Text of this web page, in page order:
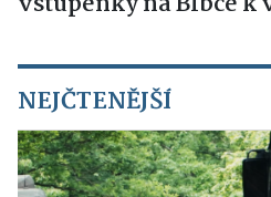
NEJČTENĚJŠÍ